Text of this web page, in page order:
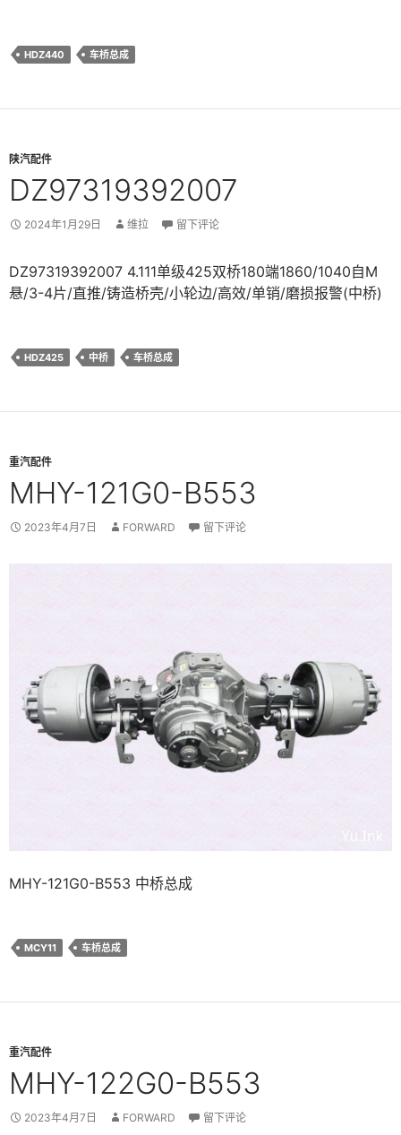
HDZ440 车桥总成
陕汽配件
DZ97319392007
2024年1月29日 维拉 留下评论
DZ97319392007 4.111单级425双桥180端1860/1040自M
悬/3-4片/直推/铸造桥壳/小轮边/高效/单销/磨损报警(中桥)
HDZ425 中桥 车桥总成
重汽配件
MHY-121G0-B553
2023年4月7日 FORWARD 留下评论
MHY-121G0-B553 中桥总成
MCY11 车桥总成
重汽配件
MHY-122G0-B553
2023年4月7日 FORWARD 留下评论